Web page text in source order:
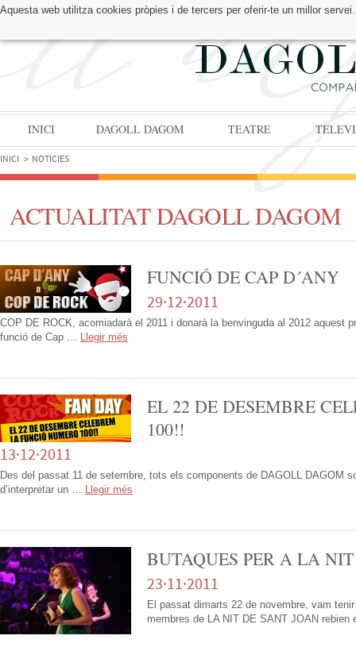
Aquesta web utilitza cookies pròpies i de tercers per oferir-te un millor
TROBA'NS A:
INICI DAGOLL DAGOM TEATRE
INICI NOTÍCIES
ACTUALITAT DAGOLL DAGOM
FUNCIÓ DE CAP D´ANY
29·12·2011
COP DE ROCK, acomiadarà el 2011 i donarà la benvinguda al 2012 aquest
funció de Cap … Llegir més
EL 22 DE DESEMBRE
100!!
13·12·2011
Des del passat 11 de setembre, tots els components de DAGOLL DAGOM
d’interpretar un … Llegir més
BUTAQUES PER A LA
23·11·2011
El passat dimarts 22 de novembre, vam
membres de LA NIT DE SANT JOAN